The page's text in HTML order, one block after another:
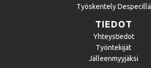
Työskentely Despecillä
TIEDOT
Yhteystiedot
Työntekijät
Jälleenmyyjäksi